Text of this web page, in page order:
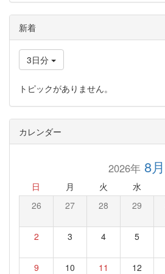
新着
3日分
トピックがありません。
カレンダー
2026年8月
日 月 火 水
26 27 28 29
2 3 4 5
9 10 11 12